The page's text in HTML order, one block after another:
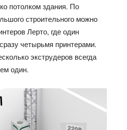
потолком здания. По
строительного можно
Лерто, где один
четырьмя принтерами.
экструдеров всегда
один.